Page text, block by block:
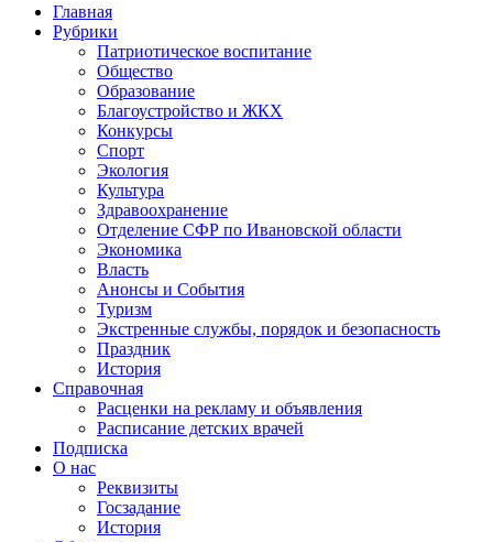
Промотать
содержимому
Главная
Рубрики
Патриотическое воспитание
Общество
Образование
Благоустройство и ЖКХ
Конкурсы
Спорт
Экология
Культура
Здравоохранение
Отделение СФР по Ивановской области
Экономика
Власть
Анонсы и События
Туризм
Экстренные службы, порядок и безопасность
Праздник
История
Справочная
Расценки на рекламу и объявления
Расписание детских врачей
Подписка
О нас
Реквизиты
Госзадание
История